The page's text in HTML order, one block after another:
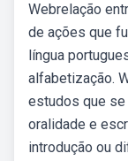
Webrelação
de ações que
língua
alfabetização.
estudos que se
oralidade e
introdução ou